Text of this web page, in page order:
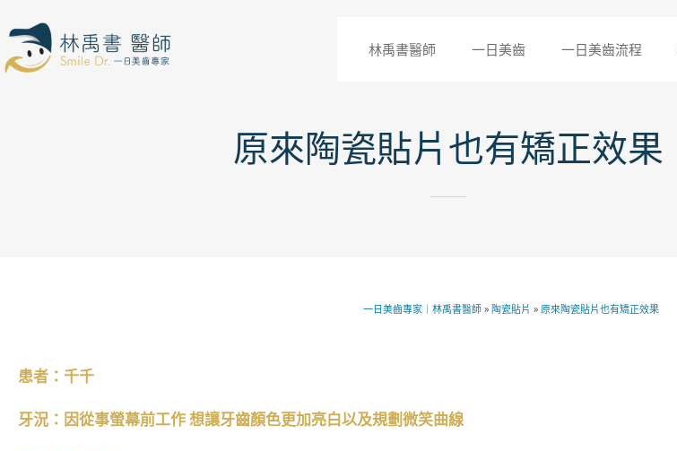
林禹書醫師 一日美齒 一日美齒流程
原來陶瓷貼片也有矯正效果
一日美齒專家｜林禹書醫師 » 陶瓷貼片 » 原來陶瓷貼片也有矯正效果
患者：千千
牙況：因從事螢幕前工作 想讓牙齒顏色更加亮白以及規劃微笑曲線